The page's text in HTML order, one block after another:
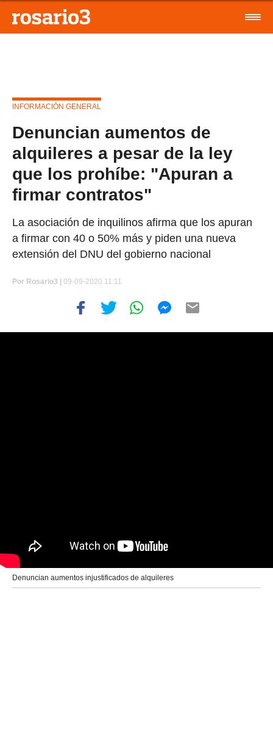
INFORMACIÓN GENERAL
Denuncian aumentos de
alquileres a pesar de la ley
que los prohíbe: "Apuran a
firmar contratos"
La asociación de inquilinos afirma que los apuran
a firmar con 40 o 50% más y piden una nueva
extensión del DNU del gobierno nacional
Por Rosario3 | 09-09-2020 11:11
Denuncian aumentos injustificados de alquileres